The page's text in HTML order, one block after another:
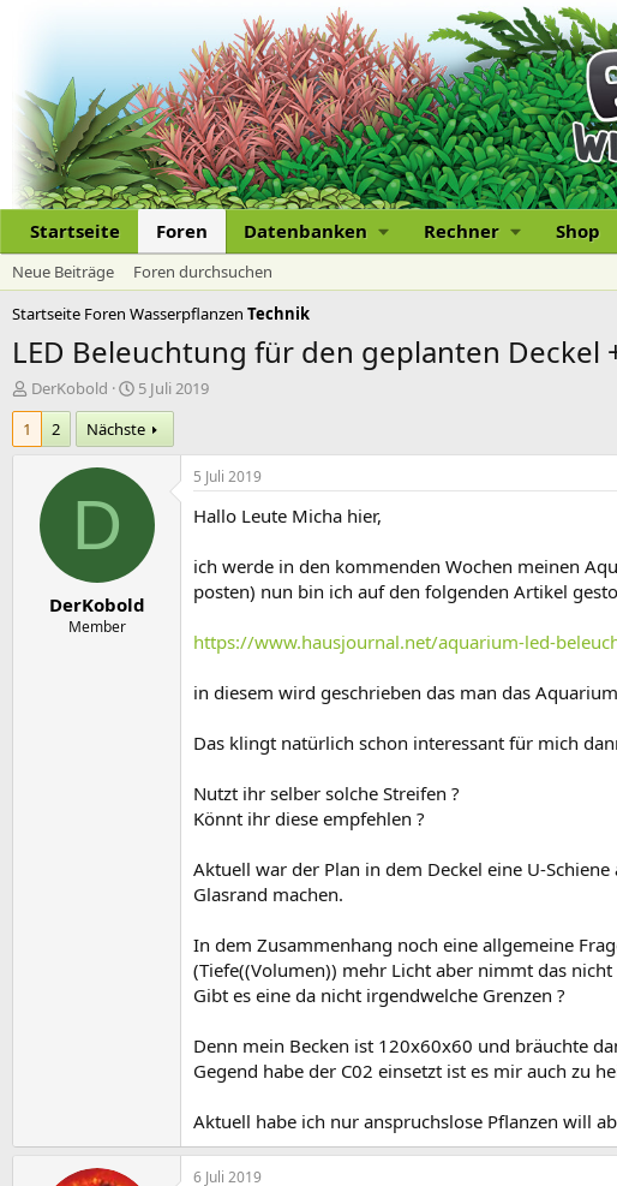
Startseite Foren Datenbanken Rechner Shop
Neue Beiträge
Foren durchsuchen
Startseite Foren Wasserpflanzen Technik
LED Beleuchtung für den geplanten Deckel
E
r
t
DerKobold
E
r
s
t
a
5 Juli 2019
1
2 Nächste
D
DerKobold
Member
5 Juli 2019
Hallo Leute Micha hier,
ich werde in den kommenden Wochen meinen
posten) nun bin ich auf den folgenden Artikel
https://www.hausjournal.net/aquarium-led-
in diesem wird geschrieben das man das
Das klingt natürlich schon interessant für mich
Nutzt ihr selber solche Streifen ?
Könnt ihr diese empfehlen ?
Aktuell war der Plan in dem Deckel eine U-
Glasrand machen.
In dem Zusammenhang noch eine allgemeine
(Tiefe((Volumen)) mehr Licht aber nimmt das
Gibt es eine da nicht irgendwelche Grenzen ?
Denn mein Becken ist 120x60x60 und bräuchte
Gegend habe der C02 einsetzt ist es mir auch zu
Aktuell habe ich nur anspruchslose Pflanzen will
6 Juli 2019